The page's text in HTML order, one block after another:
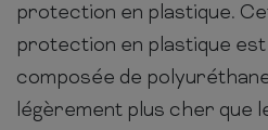
protection en plastique.
protection en plastique
composée de
légèrement plus cher que